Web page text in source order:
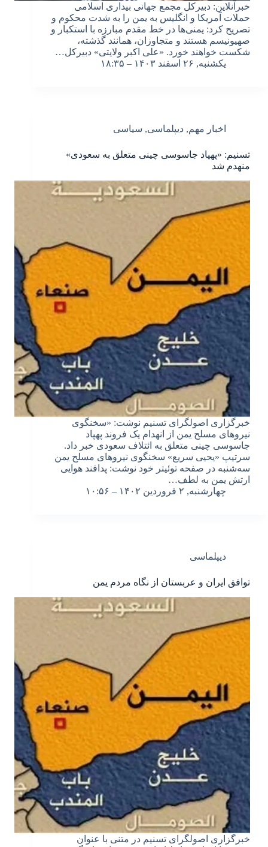
خبرآنلاین: دبیرکل مجمع جهانی بیداری اسلامی
حملات آمریکا و انگلیس به یمن را به شدت محکوم و
تصریح کرد: یمنی‌ها در خط مقدم مبارزه با استکبار و
صهیونیسم هستند و متجاوزان، همانند گذشته،
شکست خواهند خورد. «علی اکبر ولایتی» دبیرکل…
یکشنبه, ۲۶ اسفند ۱۴۰۳ – ۱۸:۳۵
اخبار مهم, دیپلماسی, سیاسی
تسنیم: «پهپاد جاسوسی چینی متعلق به سعودی»
منهدم شد
خبرگزاری اصولگرای تسنیم نوشت: «سخنگوی
نیروهای مسلح یمن از انهدام یک فروند پهپاد
جاسوسی چینی متعلق به ائتلاف سعودی خبر داد.
سرتیپ «یحیی سریع» سخنگوی نیروهای مسلح یمن
سه‌شنبه در صفحه توئیتر خود نوشت: پدافند هوایی
ارتش یمن به لطف…
چهارشنبه, ۲ فروردین ۱۴۰۲ – ۱۰:۵۶
دیپلماسی
توافق ایران و عربستان از نگاه مردم یمن
خبرگزاری اصولگرای تسنیم در متنی با عنوان